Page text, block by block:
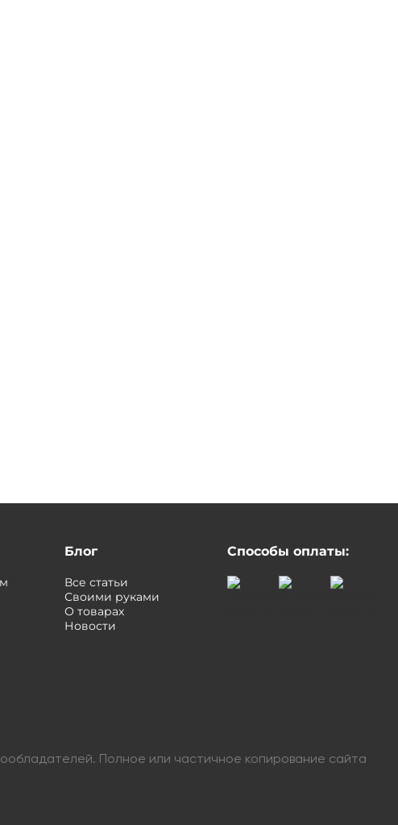
Блог
Все статьи
Своими руками
О товарах
Новости
Способы оплаты:
Полное или частичное копирование сайта